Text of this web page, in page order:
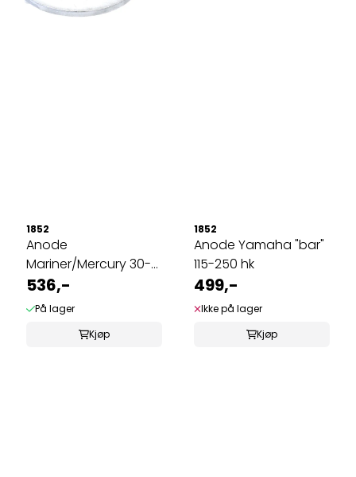
1852
Anode
Mariner/Mercury 30-
55HK
536,-
På lager
Kjøp
1852
Anode Yamaha "bar"
115-250 hk
499,-
Ikke på lager
Kjøp